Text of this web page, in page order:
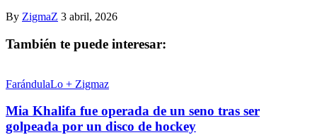
By ZigmaZ 3 abril, 2026
También te puede interesar:
FarándulaLo + Zigmaz
Mia Khalifa fue operada de un seno tras ser
golpeada por un disco de hockey